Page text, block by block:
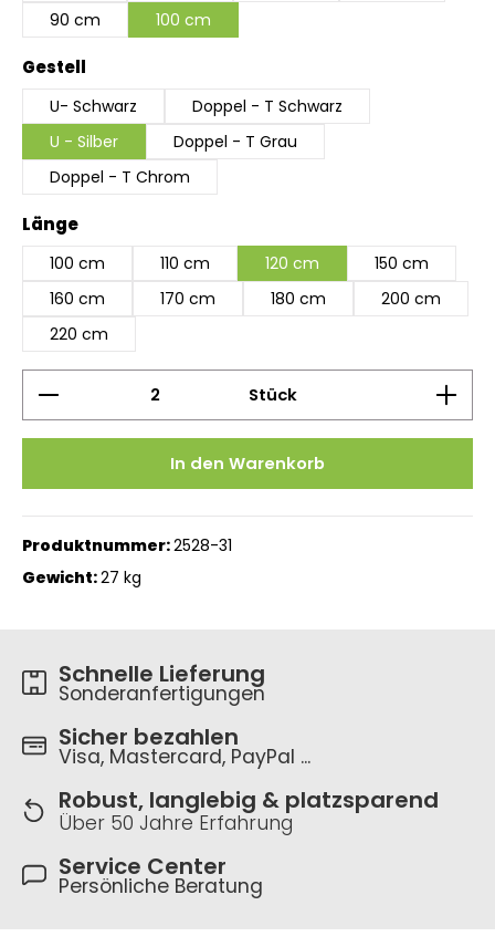
90 cm
100 cm
Gestell
U- Schwarz
Doppel - T Schwarz
U - Silber
Doppel - T Grau
Doppel - T Chrom
Längeauswählen
100 cm 110 cm 120 cm
150 cm
160 cm
170 cm 180 cm
200 cm
220 cm
Produkt Anzahl: Gib den gewünschten Wert
Stück
In den Warenkorb
Produktnummer:2528-31
Gewicht:27 kg
Schnelle Lieferung
Sonderanfertigungen
Sicher bezahlen
Visa, Mastercard, PayPal ...
Robust, langlebig & platzsparend
Über 50 Jahre Erfahrung
Service Center
Persönliche Beratung